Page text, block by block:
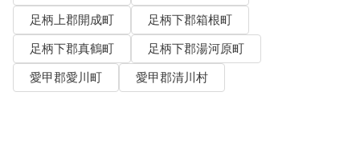
足柄上郡開成町
足柄下郡箱根町
足柄下郡真鶴町
足柄下郡湯河原町
愛甲郡愛川町
愛甲郡清川村